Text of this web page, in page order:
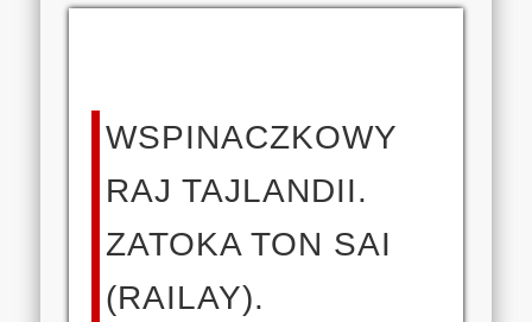
WSPINACZKOWY
RAJ TAJLANDII.
ZATOKA TON SAI
(RAILAY).